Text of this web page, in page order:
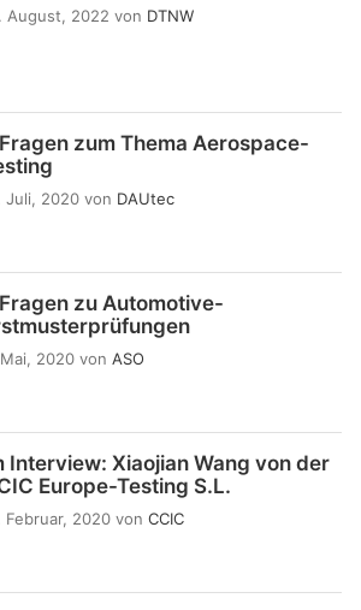
August, 2022 von DTNW
zum Thema Aerospace-
Juli, 2020 von DAUtec
zu Automotive-
2020 von ASO
Interview: Xiaojian Wang von der
Europe-Testing S.L.
Februar, 2020 von CCIC